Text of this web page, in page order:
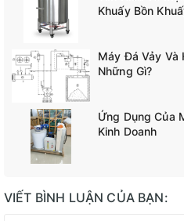
Khuấy Bồn
Máy Đá Vảy Và
Những Gì?
Ứng Dụng Của
Kinh Doanh
VIẾT BÌNH LUẬN CỦA BẠN: